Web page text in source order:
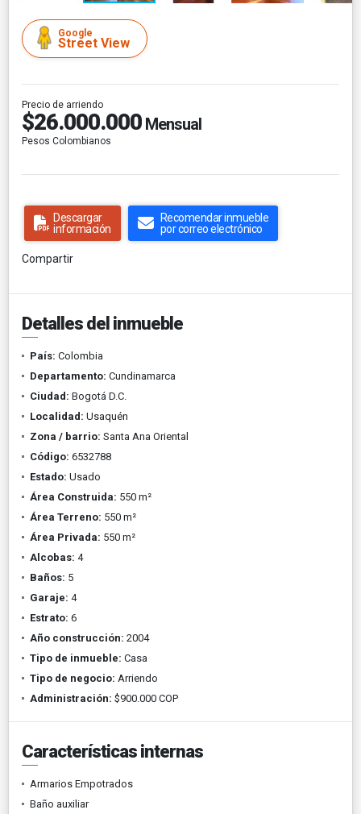
Google
Street View
Precio de arriendo
$26.000.000 Mensual
Pesos Colombianos
Descargar
información
Recomendar inmueble
por correo electrónico
Compartir
Detalles del inmueble
País: Colombia
Departamento: Cundinamarca
Ciudad: Bogotá D.C.
Localidad: Usaquén
Zona / barrio: Santa Ana Oriental
Código: 6532788
Estado: Usado
Área Construida: 550 m²
Área Terreno: 550 m²
Área Privada: 550 m²
Alcobas: 4
Baños: 5
Garaje: 4
Estrato: 6
Año construcción: 2004
Tipo de inmueble: Casa
Tipo de negocio: Arriendo
Administración: $900.000 COP
Características internas
Armarios Empotrados
Baño auxiliar